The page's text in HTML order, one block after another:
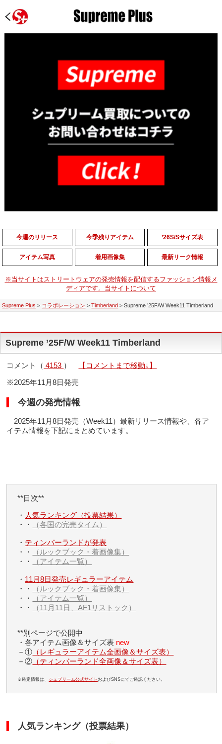
今週のリリース 今季残りアイテム ’26S/Sサイズ表
アイテム写真 着用画像集 最新リーク情報
※当サイトはストリートウェアの発売情報を配信するファッション情報メ
ディアです。当サイトについて
Supreme Plus > コラボレーション >Timberland >Supreme ’25F/W Week11 Timberland
Supreme ’25F/W Week11 Timberland
コメント（ 4153 ）
【コメントまで移動↓】
※2025年11月8日発売
今週の発売情報
2025年11月8日発売（Week11）最新リリース情報や、各ア
イテム情報を下記にまとめています。
**目次**
・ 人気ランキング（投票結果）
・・
（各国の完売タイム）
・ ティンバーランドが発表
・・
（ルックブック・着画像集）
・・
（アイテム一覧）
・ 11月8日発売レギュラーアイテム
・・
（ルックブック・着画像集）
・・
（アイテム一覧）
・・
（11月11日、AF1リストック）
**別ページで公開中
・各アイテム画像＆サイズ表 new
－① （レギュラーアイテム全画像＆サイズ表）
－② （ティンバーランド全画像＆サイズ表）
※確定情報は、 シュプリーム公式サイトおよびSNSにてご確認ください。
人気ランキング（投票結果）